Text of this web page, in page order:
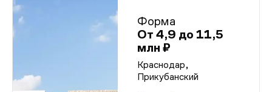
Форма
От 4,9 до 11,5
млн ₽
Краснодар,
Прикубанский